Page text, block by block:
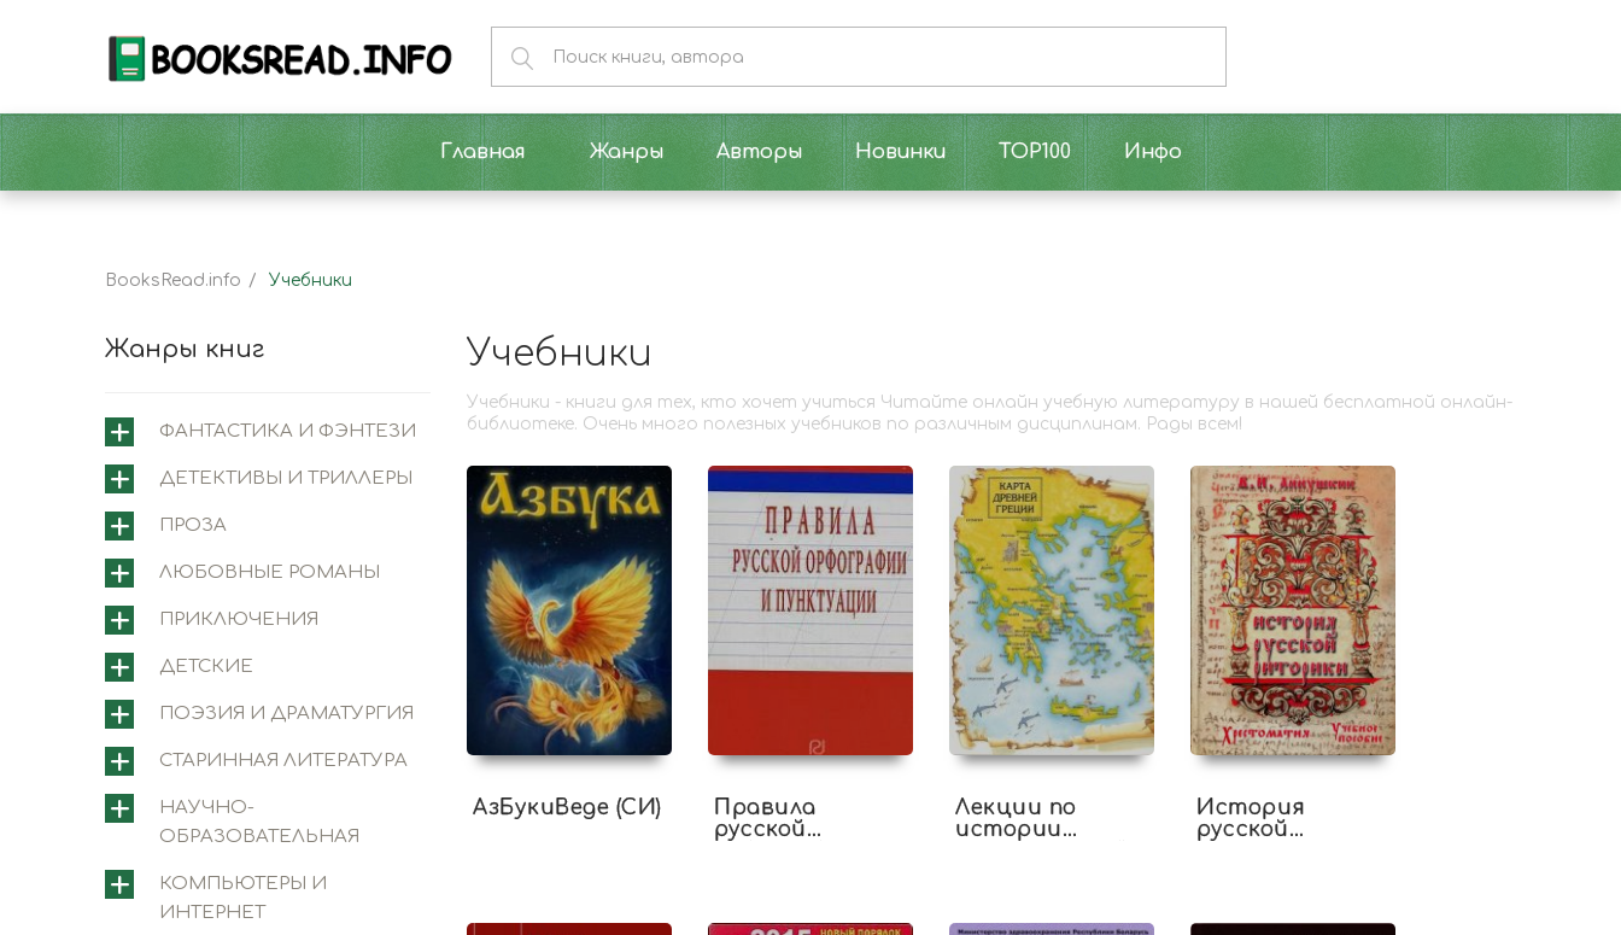
Главная Жанры Авторы Новинки TOP100 Инфо
BooksRead.info Учебники
Жанры книг
ФАНТАСТИКА И ФЭНТЕЗИ
ДЕТЕКТИВЫ И ТРИЛЛЕРЫ
ПРОЗА
ЛЮБОВНЫЕ РОМАНЫ
ПРИКЛЮЧЕНИЯ
ДЕТСКИЕ
ПОЭЗИЯ И ДРАМАТУРГИЯ
СТАРИННАЯ ЛИТЕРАТУРА
НАУЧНО-
ОБРАЗОВАТЕЛЬНАЯ
КОМПЬЮТЕРЫ И
ИНТЕРНЕТ
Учебники
Учебники - книги для тех, кто хочет учиться Читайте онлайн учебную литературу в нашей бесплатной онлайн-
библиотеке. Очень много полезных учебников по различным дисциплинам. Рады всем!
АзБукиВеде (СИ)
Правила
русской
Лекции по
истории
История
русской